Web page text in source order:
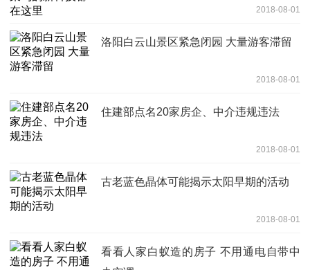
2018-08-01
洛阳白云山景区紧急闭园 大量游客滞留
2018-08-01
住建部点名20家房企、中介违规违法
2018-08-01
古老蓝色晶体可能揭示太阳早期的活动
2018-08-01
看看人家白蚁造的房子 不用通电自带中